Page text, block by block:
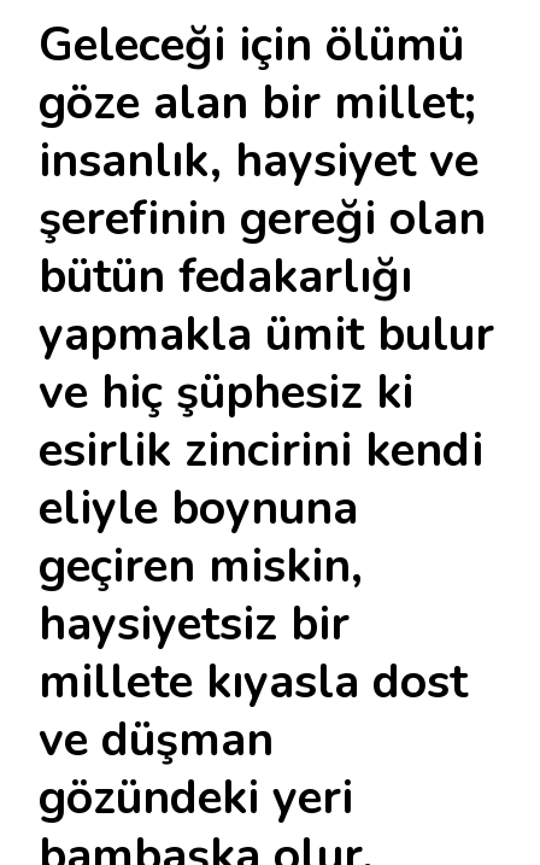
Geleceği için ölümü
göze alan bir millet;
insanlık, haysiyet ve
şerefinin gereği olan
bütün fedakarlığı
yapmakla ümit bulur
ve hiç şüphesiz ki
esirlik zincirini kendi
eliyle boynuna
geçiren miskin,
haysiyetsiz bir
millete kıyasla dost
ve düşman
gözündeki yeri